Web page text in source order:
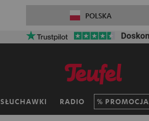
POLSKA
SŁUCHAWKI RADIO PROMOCJA